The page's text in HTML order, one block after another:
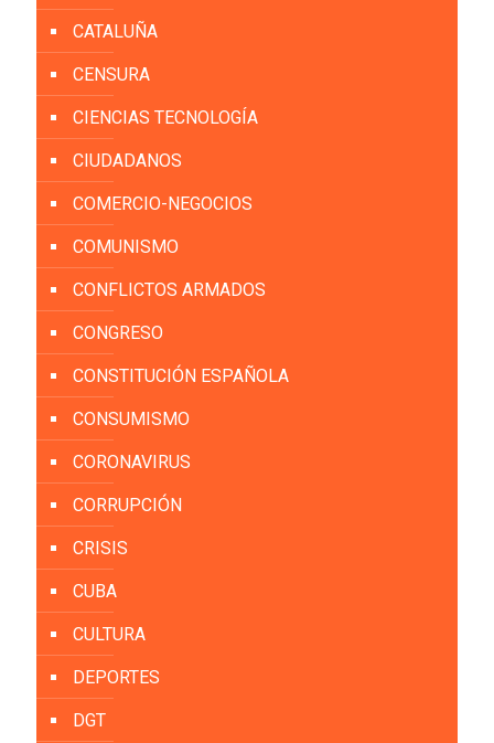
CATALUÑA
CENSURA
CIENCIAS TECNOLOGÍA
CIUDADANOS
COMERCIO-NEGOCIOS
COMUNISMO
CONFLICTOS ARMADOS
CONGRESO
CONSTITUCIÓN ESPAÑOLA
CONSUMISMO
CORONAVIRUS
CORRUPCIÓN
CRISIS
CUBA
CULTURA
DEPORTES
DGT